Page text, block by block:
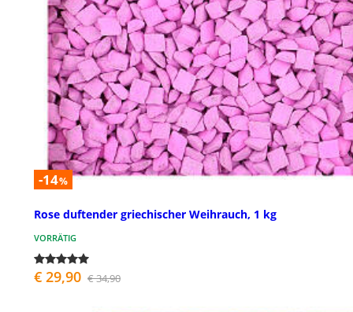
-14%
Rose duftender griechischer Weihrauch, 1 kg
VORRÄTIG
€ 29,90 € 34,90